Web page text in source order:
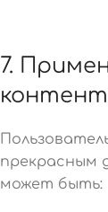
7.
прекрасным
может быть: